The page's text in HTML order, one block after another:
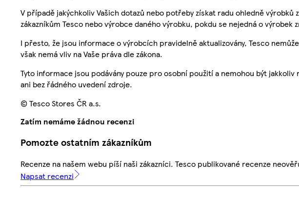
V případě jakýchkoliv Vašich dotazů nebo potřeby získat radu ohledně
zákazníkům Tesco nebo výrobce daného výrobku, pokdu se nejedná o výrobek
I přesto, že jsou informace o výrobcích pravidelně aktualizovány, Tesco
však nemá vliv na Vaše práva dle zákona.
Tyto informace jsou podávány pouze pro osobní použití a nemohou být
ani bez řádného uvedení zdroje.
© Tesco Stores ČR a.s.
Zatím nemáme žádnou recenzi
Pomozte ostatním zákazníkům
Recenze na našem webu píší naši zákazníci. Tesco publikované recenze
Napsat recenzi